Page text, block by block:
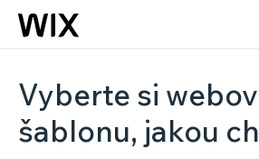
Vyberte si
šablonu, jakou